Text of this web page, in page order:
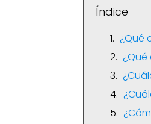
Índice
¿Qué